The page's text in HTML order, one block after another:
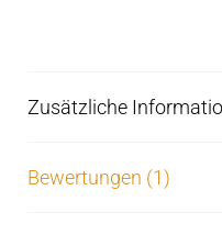
Zusätzliche
Bewertungen (1)